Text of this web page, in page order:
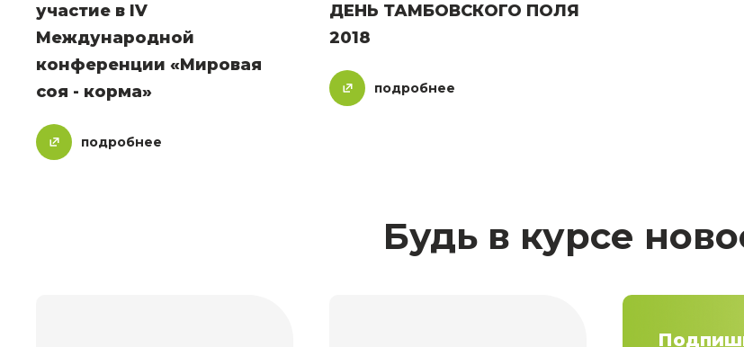
участие в IV
Международной
конференции «Мировая
соя - корма»
подробнее
ДЕНЬ ТАМБОВСКОГО ПОЛЯ
2018
подробнее
Будь в курсе